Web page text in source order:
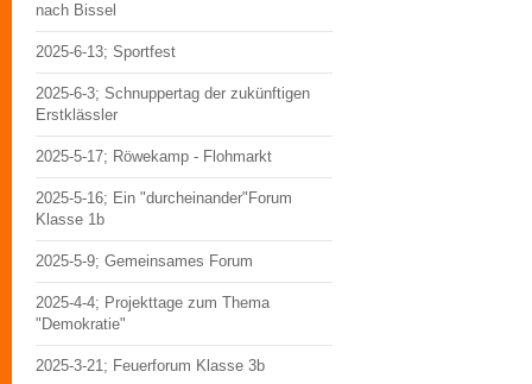
nach Bissel
2025-6-13; Sportfest
2025-6-3; Schnuppertag der zukünftigen
Erstklässler
2025-5-17; Röwekamp - Flohmarkt
2025-5-16; Ein "durcheinander"Forum
Klasse 1b
2025-5-9; Gemeinsames Forum
2025-4-4; Projekttage zum Thema
"Demokratie"
2025-3-21; Feuerforum Klasse 3b